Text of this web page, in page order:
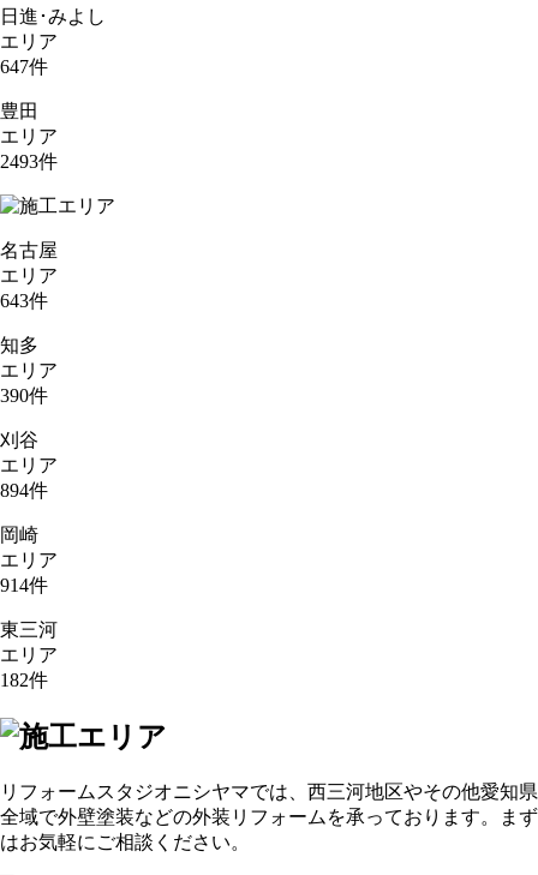
日進･みよし
エリア
647件
豊田
エリア
2493件
名古屋
エリア
643件
知多
エリア
390件
刈谷
エリア
894件
岡崎
エリア
914件
東三河
エリア
182件
リフォームスタジオニシヤマでは、西三河地区やその他愛知県
全域で外壁塗装などの外装リフォームを承っております。まず
はお気軽にご相談ください。